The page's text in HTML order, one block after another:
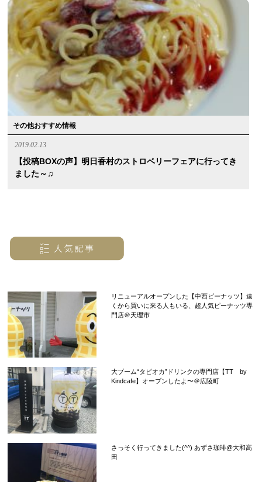
その他おすすめ情報
2019.02.13
【投稿BOXの声】明日香村のストロベリーフェアに行ってき
ました～♫
リニューアルオープンした【中西ピーナッツ】遠
くから買いに来る人もいる、超人気ピーナッツ専
門店＠天理市
大ブーム“タピオカ”ドリンクの専門店【TT by
Kindcafe】オープンしたよ〜＠広陵町
さっそく行ってきました(^^) あずさ珈琲@大和高
田